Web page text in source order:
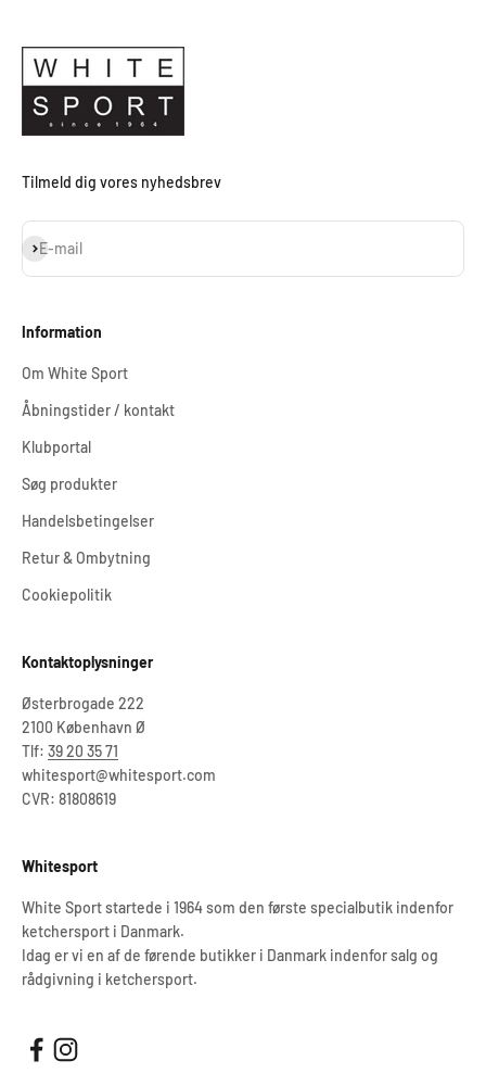
Tilmeld dig vores nyhedsbrev
E-mail
Abonnér
Information
Om White Sport
Åbningstider / kontakt
Klubportal
Søg produkter
Handelsbetingelser
Retur & Ombytning
Cookiepolitik
Kontaktoplysninger
Østerbrogade 222
2100 København Ø
Tlf: 39 20 35 71
whitesport@whitesport.com
CVR: 81808619
Whitesport
White Sport startede i 1964 som den første specialbutik indenfor
ketchersport i Danmark.
Idag er vi en af de førende butikker i Danmark indenfor salg og
rådgivning i ketchersport.